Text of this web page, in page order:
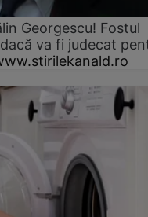
Georgescu! Fostul
va fi judecat